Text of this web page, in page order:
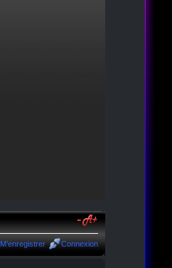
M’enregistrer Connexion